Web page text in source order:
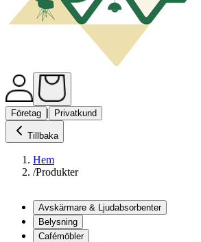
Företag | Privatkund
Tillbaka
Hem
/Produkter
Avskärmare & Ljudabsorbenter
Belysning
Cafémöbler